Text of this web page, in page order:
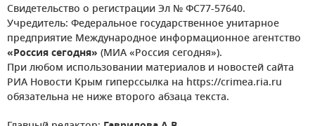
Свидетельство о регистрации Эл № ФС77-57640.
Учредитель: Федеральное государственное унитарное
предприятие Международное информационное агентство
«Россия сегодня» (МИА «Россия сегодня»).
При любом использовании материалов и новостей сайта
РИА Новости Крым гиперссылка на https://crimea.ria.ru
обязательна не ниже второго абзаца текста.